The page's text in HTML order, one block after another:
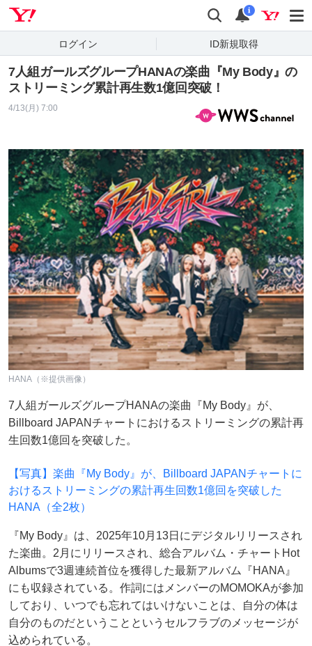
検索 通知
i
ログイン ID新規取得
7人組ガールズグループHANAの楽曲『My Body』の
ストリーミング累計再生数1億回突破！
4/13(月) 7:00
HANA（※提供画像）
7人組ガールズグループHANAの楽曲『My Body』が、
Billboard JAPANチャートにおけるストリーミングの累計再
生回数1億回を突破した。
【写真】楽曲『My Body』が、Billboard JAPANチャートに
おけるストリーミングの累計再生回数1億回を突破した
HANA（全2枚）
『My Body』は、2025年10月13日にデジタルリリースされ
た楽曲。2月にリリースされ、総合アルバム・チャートHot
Albumsで3週連続首位を獲得した最新アルバム『HANA』
にも収録されている。作詞にはメンバーのMOMOKAが参加
しており、いつでも忘れてはいけないことは、自分の体は
自分のものだということというセルフラブのメッセージが
込められている。